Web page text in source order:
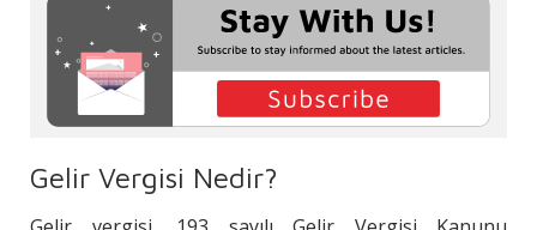
Gelir Vergisi Nedir?